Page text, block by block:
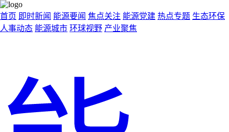
首页 即时新闻 能源要闻 焦点关注 能源党建 热点专题 生态环保
人事动态 能源城市 环球视野 产业聚焦